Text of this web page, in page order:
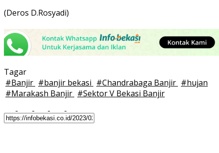
(Deros D.Rosyadi)
Tagar
#Banjir #banjir bekasi #Chandrabaga Banjir #hujan
#Marakash Banjir #Sektor V Bekasi Banjir